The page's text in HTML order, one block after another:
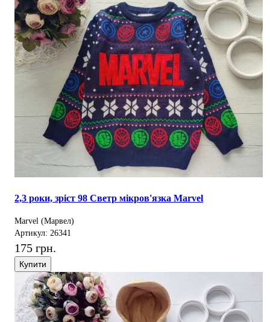
2,3 роки, зріст 98 Светр мікров'язка Marvel
Marvel (Марвел)
Артикул: 26341
175 грн.
Купити